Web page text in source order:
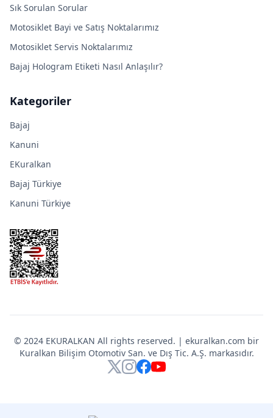
Sık Sorulan Sorular
Motosiklet Bayi ve Satış Noktalarımız
Motosiklet Servis Noktalarımız
Bajaj Hologram Etiketi Nasıl Anlaşılır?
Kategoriler
Bajaj
Kanuni
EKuralkan
Bajaj Türkiye
Kanuni Türkiye
© 2024 EKURALKAN All rights reserved. | ekuralkan.com bir
Kuralkan Bilişim Otomotiv San. ve Dış Tic. A.Ş. markasıdır.